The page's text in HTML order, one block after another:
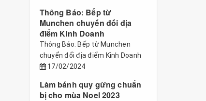
Thông Báo: Bếp từ
Munchen chuyển đổi địa
điểm Kinh Doanh
Thông Báo: Bếp từ Munchen
chuyển đổi địa điểm Kinh Doanh
17/02/2024
Làm bánh quy gừng chuẩn
bị cho mùa Noel 2023